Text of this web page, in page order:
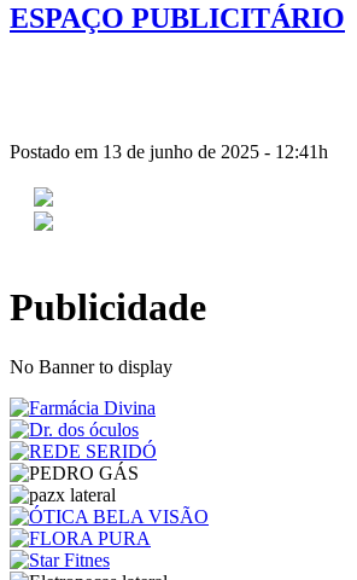
ESPAÇO PUBLICITÁRIO
Postado em 13 de junho de 2025 - 12:41h
Publicidade
No Banner to display